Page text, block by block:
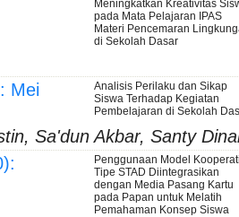
Meningkatkan Kreativitas
pada Mata Pelajaran IPAS
Materi Pencemaran
di Sekolah Dasar
Mei
Analisis Perilaku dan Sikap
Siswa Terhadap Kegiatan
Pembelajaran di Sekolah
Sa'dun Akbar, Santy
Penggunaan Model
Tipe STAD Diintegrasikan
dengan Media Pasang Kartu
pada Papan untuk Melatih
Pemahaman Konsep Siswa